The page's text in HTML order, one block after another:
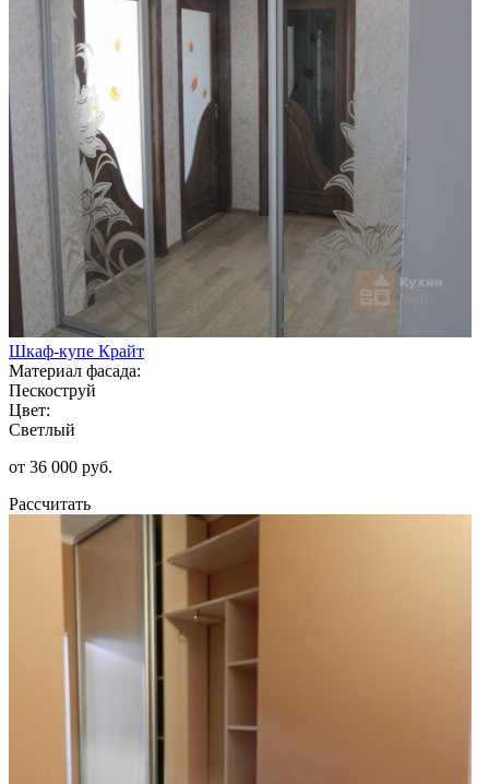
Шкаф-купе Крайт
Материал фасада:
Пескоструй
Цвет:
Светлый
от 36 000 руб.
Рассчитать